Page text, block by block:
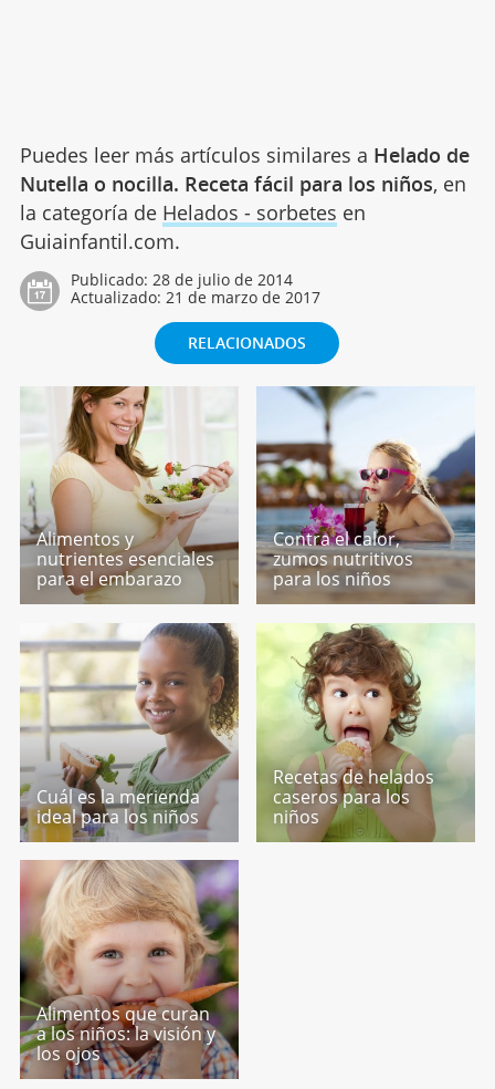
Puedes leer más artículos similares a Helado de
Nutella o nocilla. Receta fácil para los niños, en
la categoría de Helados - sorbetes en
Guiainfantil.com.
Publicado: 28 de julio de 2014
Actualizado: 21 de marzo de 2017
RELACIONADOS
Alimentos y
nutrientes esenciales
para el embarazo
Contra el calor,
zumos nutritivos
para los niños
Cuál es la merienda
ideal para los niños
Recetas de helados
caseros para los
niños
Alimentos que curan
a los niños: la visión y
los ojos